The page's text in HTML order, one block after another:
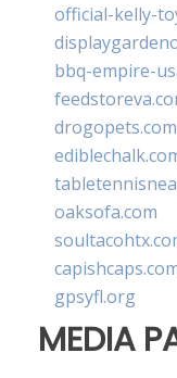
official-kelly-
bbq-empire-
drogopets.com
oaksofa.com
gpsyfl.org
MEDIA